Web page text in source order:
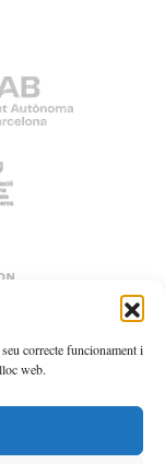
correcte funcionament i
web.